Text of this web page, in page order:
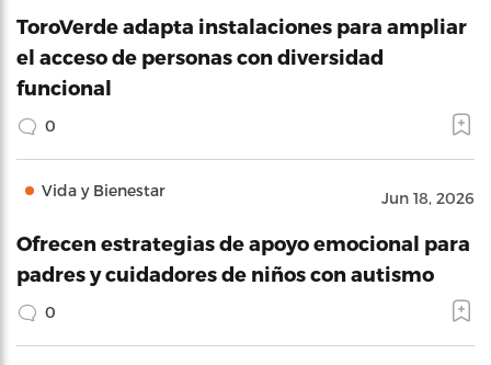
ToroVerde adapta instalaciones para ampliar
el acceso de personas con diversidad
funcional
0
Vida y Bienestar Jun 18, 2026
Ofrecen estrategias de apoyo emocional para
padres y cuidadores de niños con autismo
0